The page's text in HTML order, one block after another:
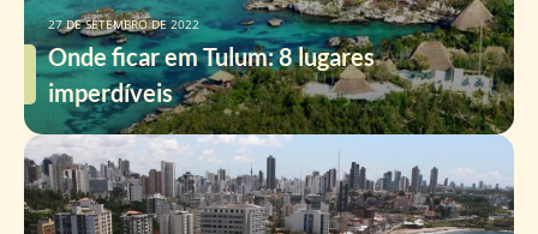
Onde ficar em Tulum: 8 lugares
imperdíveis
27 DE SETEMBRO DE 2022